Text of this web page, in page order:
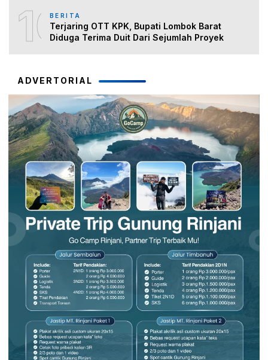
10BERITA
Terjaring OTT KPK, Bupati Lombok Barat
Diduga Terima Duit Dari Sejumlah Proyek
ADVERTORIAL